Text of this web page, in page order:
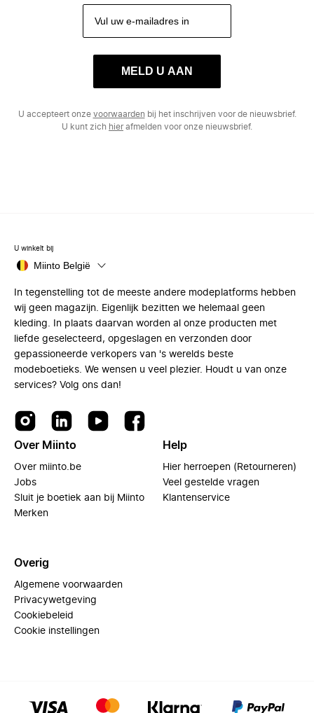
MELD U AAN
U accepteert onze voorwaarden bij het inschrijven voor de nieuwsbrief.
U kunt zich hierafmelden voor onze nieuwsbrief.
U winkelt bij
Miinto België
In tegenstelling tot de meeste andere modeplatforms hebben
wij geen magazijn. Eigenlijk bezitten we helemaal geen
kleding. In plaats daarvan worden al onze producten met
liefde geselecteerd, opgeslagen en verzonden door
gepassioneerde verkopers van 's werelds beste
modeboetieks. We wensen u veel plezier. Houdt u van onze
services? Volg ons dan!
Over Miinto
Over miinto.be
Jobs
Sluit je boetiek aan bij Miinto
Merken
Help
Hier herroepen (Retourneren)
Veel gestelde vragen
Klantenservice
Overig
Algemene voorwaarden
Privacywetgeving
Cookiebeleid
Cookie instellingen